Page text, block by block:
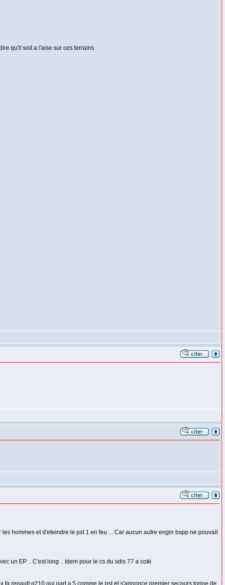
qu'il soit a l'aise sur ces terrains
hommes et d'eteindre le pst 1 en feu ... Car aucun autre engin bspp ne pouvait
un EP .. C'est long .. Idem pour le cs du sdis 77 a coté
renault g210 qui part a 5 comme le pst et s'annonce premier secours tonne de..